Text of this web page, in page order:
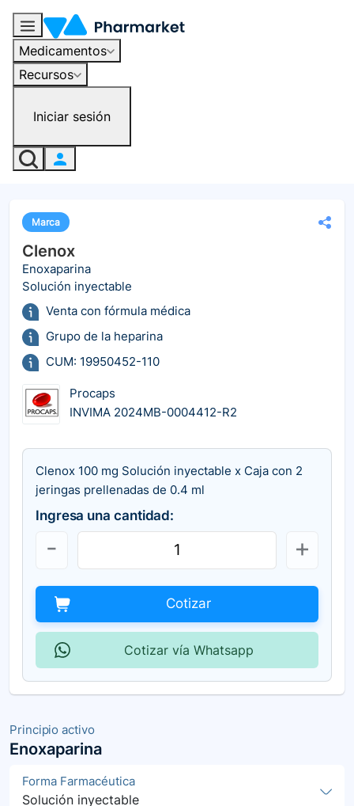
Medicamentos
Recursos
Iniciar sesión
Principio activo
Enoxaparina
Forma Farmacéutica
Solución inyectable
Marca
Clenox
Enoxaparina
Solución inyectable
Venta con fórmula médica
Grupo de la heparina
CUM: 19950452-110
Procaps
INVIMA 2024MB-0004412-R2
Clenox 100 mg Solución inyectable x Caja con 2
jeringas prellenadas de 0.4 ml
Ingresa una cantidad:
Cotizar
Cotizar vía Whatsapp